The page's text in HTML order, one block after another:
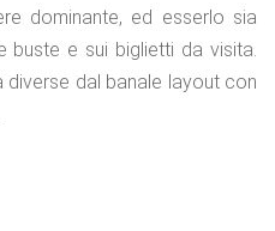
dominante, ed esserlo sia
buste e sui biglietti da visita.
diverse dal banale layout con